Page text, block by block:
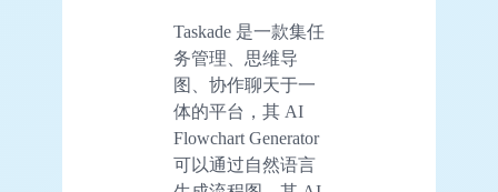
Taskade 是一款集任
务管理、思维导
图、协作聊天于一
体的平台，其 AI
Flowchart Generator
可以通过自然语言